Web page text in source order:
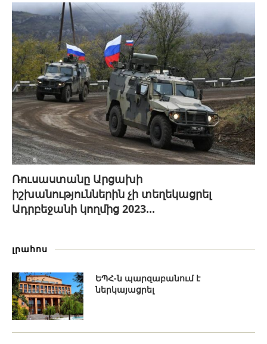
Ռուսաստանը Արցախի
իշխանություններին չի տեղեկացրել
Ադրբեջանի կողմից 2023...
լրահոս
ԵՊՀ-ն պարզաբանում է
ներկայացրել